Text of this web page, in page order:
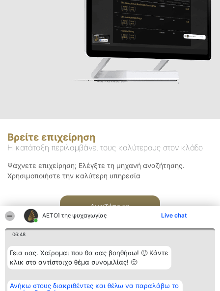
ΑΕΤΟΊ της ψυχαγωγίας Live chat
06:48
Γεια σας. Χαίρομαι που θα σας βοηθήσω! 🙂 Κάντε
κλικ στο αντίστοιχο θέμα συνομιλίας! 🙂
Ανήκω στους διακριθέντες και θέλω να παραλάβω το
Βρείτε επιχείρηση
Η κατάταξη περιλαμβάνει τους καλύτερους στον κλάδο
Ψάχνετε επιχείρηση; Ελέγξτε τη μηχανή αναζήτησης.
Χρησιμοποιήστε την καλύτερη υπηρεσία
Αναζήτηση
Διοργανωτής της
κατάταξης
Κατάταξη
Διακριθέντες
Επικοινωνία
Επικοινωνία